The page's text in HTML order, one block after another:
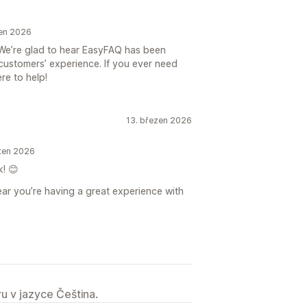
2026
glad to hear EasyFAQ has been
experience. If you ever need
to help!
13. březen 2026
2026
😊
you’re having a great experience with
v jazyce Čeština.